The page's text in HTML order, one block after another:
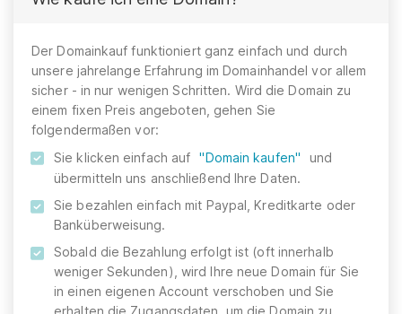
Der Domainkauf funktioniert ganz einfach und durch
unsere jahrelange Erfahrung im Domainhandel vor allem
sicher - in nur wenigen Schritten. Wird die Domain zu
einem fixen Preis angeboten, gehen Sie
folgendermaßen vor:
Sie klicken einfach auf
"Domain kaufen"
und
übermitteln uns anschließend Ihre Daten.
Sie bezahlen einfach mit Paypal, Kreditkarte oder
Banküberweisung.
Sobald die Bezahlung erfolgt ist (oft innerhalb
weniger Sekunden), wird Ihre neue Domain für Sie
in einen eigenen Account verschoben und Sie